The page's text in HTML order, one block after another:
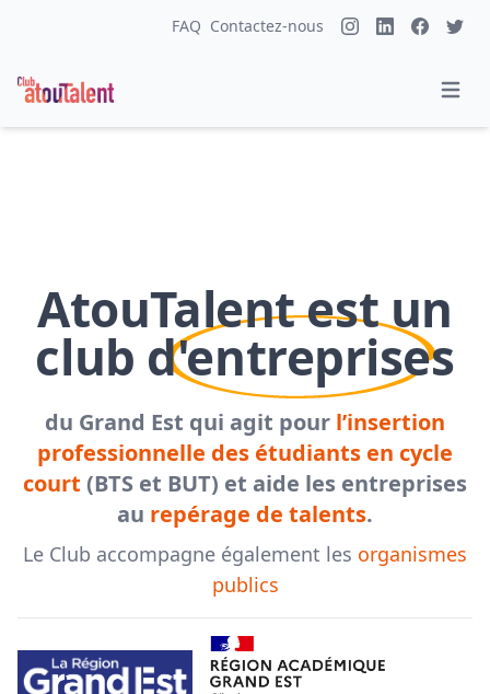
FAQ Contactez-nous
AtouTalent est un
club d'entreprises
du Grand Est qui agit pour l’insertion
professionnelle des étudiants en cycle
court (BTS et BUT) et aide les entreprises
au repérage de talents.
Le Club accompagne également les organismes
publics